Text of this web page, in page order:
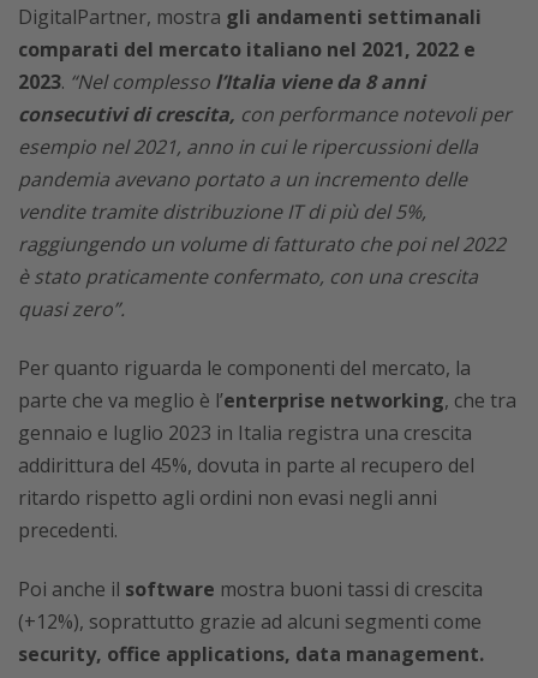
DigitalPartner, mostra gli andamenti settimanali
comparati del mercato italiano nel 2021, 2022 e
2023. “Nel complesso l’Italia viene da 8 anni
consecutivi di crescita, con performance notevoli per
esempio nel 2021, anno in cui le ripercussioni della
pandemia avevano portato a un incremento delle
vendite tramite distribuzione IT di più del 5%,
raggiungendo un volume di fatturato che poi nel 2022
è stato praticamente confermato, con una crescita
quasi zero”.
Per quanto riguarda le componenti del mercato, la
parte che va meglio è l’enterprise networking, che tra
gennaio e luglio 2023 in Italia registra una crescita
addirittura del 45%, dovuta in parte al recupero del
ritardo rispetto agli ordini non evasi negli anni
precedenti.
Poi anche il software mostra buoni tassi di crescita
(+12%), soprattutto grazie ad alcuni segmenti come
security, office applications, data management.